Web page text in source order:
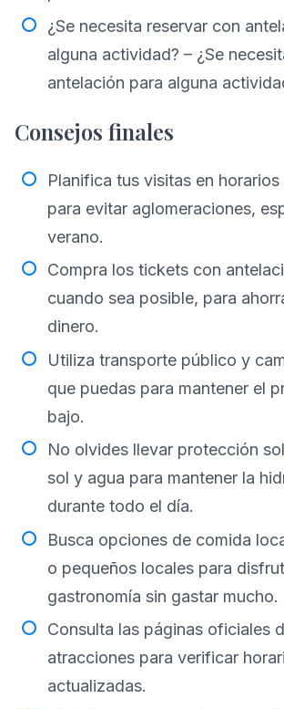
¿Se necesita reservar con
alguna actividad? – ¿Se
antelación para alguna
Consejos finales
Planifica tus visitas en
para evitar aglomeraciones,
verano.
Compra los tickets con
cuando sea posible, para
dinero.
Utiliza transporte público y
que puedas para mantener el
bajo.
No olvides llevar protección
sol y agua para mantener la
durante todo el día.
Busca opciones de comida
o pequeños locales para
gastronomía sin gastar mucho.
Consulta las páginas oficiales
atracciones para verificar
actualizadas.